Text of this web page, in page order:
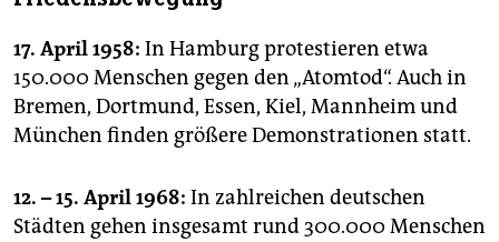
17. April 1958: In Hamburg protestieren etwa
150.000 Menschen gegen den „Atomtod“. Auch in
Bremen, Dortmund, Essen, Kiel, Mannheim und
München finden größere Demonstrationen statt.
12. – 15. April 1968: In zahlreichen deutschen
Städten gehen insgesamt rund 300.000 Menschen